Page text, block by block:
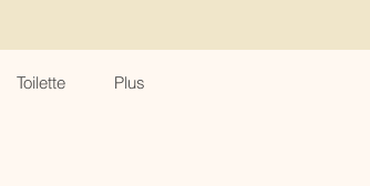
Toilette Plus